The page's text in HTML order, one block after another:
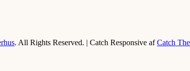
. All Rights Reserved. | Catch Responsive afCatch